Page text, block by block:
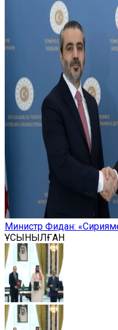
Министр Фидан:
ҰСЫНЫЛҒАН